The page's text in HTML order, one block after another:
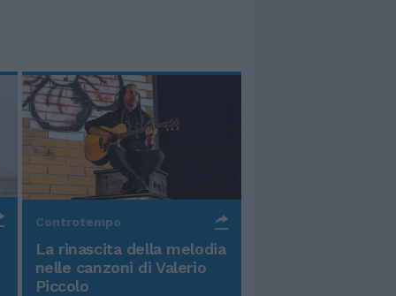
Controtempo
La rinascita della melodia
nelle canzoni di Valerio
Piccolo